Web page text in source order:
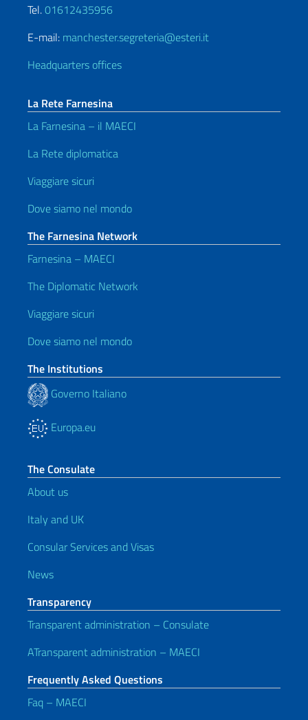
Tel.01612435956
E-mail: manchester.segreteria@esteri.it
Headquarters offices
La Rete Farnesina
La Farnesina – il MAECI
La Rete diplomatica
Viaggiare sicuri
Dove siamo nel mondo
The Farnesina Network
Farnesina – MAECI
The Diplomatic Network
Viaggiare sicuri
Dove siamo nel mondo
The Institutions
Governo Italiano
Europa.eu
The Consulate
About us
Italy and UK
Consular Services and Visas
News
Transparency
Transparent administration – Consulate
ATransparent administration – MAECI
Frequently Asked Questions
Faq – MAECI